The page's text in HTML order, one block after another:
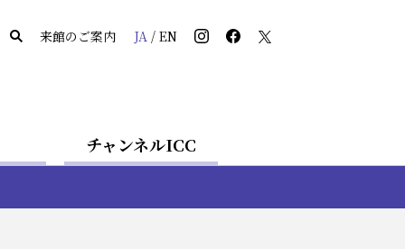
来館のご案内 JA/ EN
チャンネルICC